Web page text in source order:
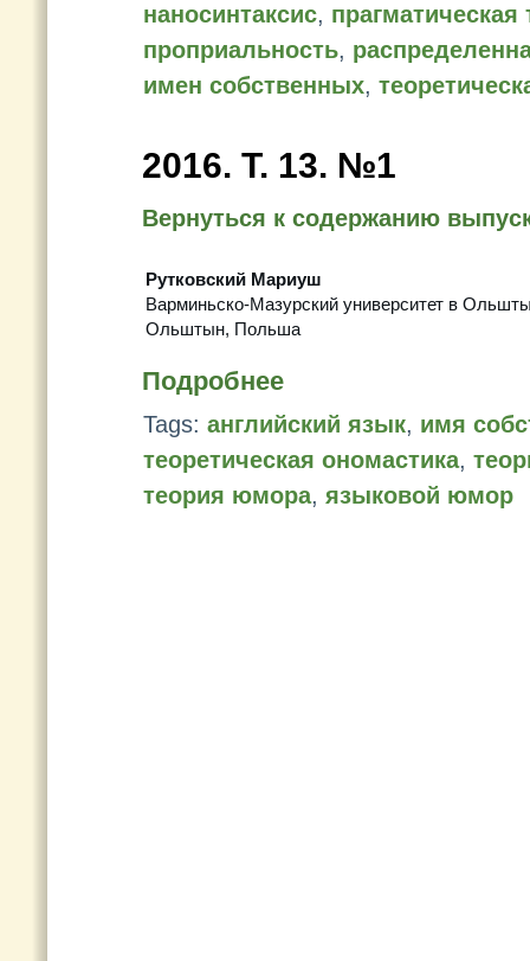
наносинтаксис,
проприальность,
имен собственных,
2016. T. 13. №1
Вернуться к содержанию
Рутковский Мариуш
Варминьско-Мазурский университет в
Ольштын, Польша
Подробнее
Tags: английский язык, имя
теоретическая ономастика,
теория юмора, языковой юмор